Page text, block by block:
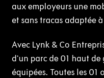
aux employeurs une
et sans tracas adaptée
Avec Lynk & Co
d'un parc de 01 haut
équipées. Toutes les 01